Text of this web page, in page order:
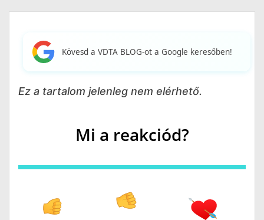
Kövesd a VDTA BLOG-ot a Google keresőben!
Ez a tartalom jelenleg nem elérhető.
Mi a reakciód?